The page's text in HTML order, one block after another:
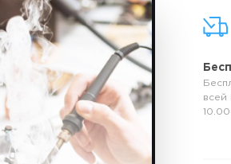
всей